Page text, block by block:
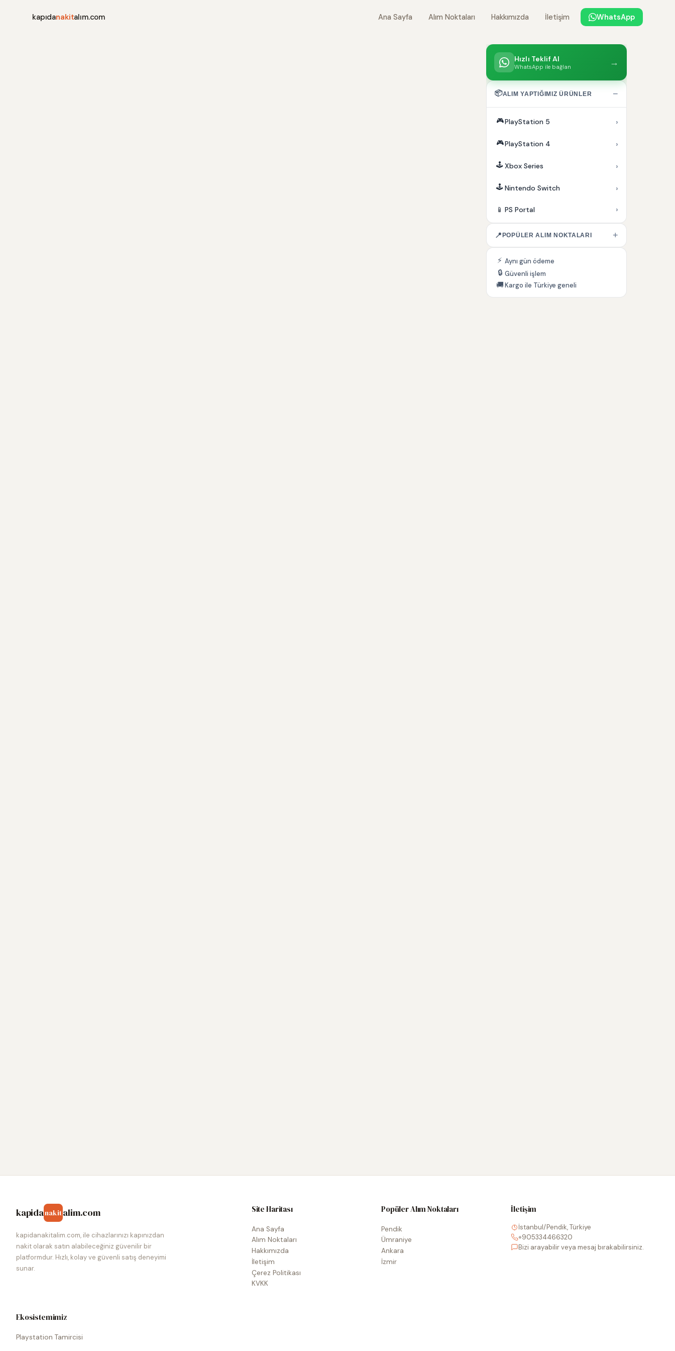
kapıdanakitalım.com Ana Sayfa Alım Noktaları Hakkımızda İletişim WhatsApp
Hızlı Teklif Al
WhatsApp ile bağlan →
📦ALIM YAPTIĞIMIZ ÜRÜNLER −
🎮PlayStation 5 ›
🎮PlayStation 4 ›
🕹️ Xbox Series ›
🕹️ Nintendo Switch ›
📱 PS Portal ›
📍 POPÜLER ALIM NOKTALARI +
⚡ Aynı gün ödeme
🔒 Güvenli işlem
🚚Kargo ile Türkiye geneli
kapidanakitalim.com
kapidanakitalim.com, ile cihazlarınızı kapınızdan
nakit olarak satın alabileceğiniz güvenilir bir
platformdur. Hızlı, kolay ve güvenli satış deneyimi
sunar.
Site Haritası
Ana Sayfa
Alım Noktaları
Hakkımızda
İletişim
Çerez Politikası
KVKK
Popüler Alım Noktaları
Pendik
Ümraniye
Ankara
İzmir
İletişim
İstanbul/Pendik, Türkiye
+905334466320
Bizi arayabilir veya mesaj bırakabilirsiniz.
Ekosistemimiz
Playstation Tamircisi